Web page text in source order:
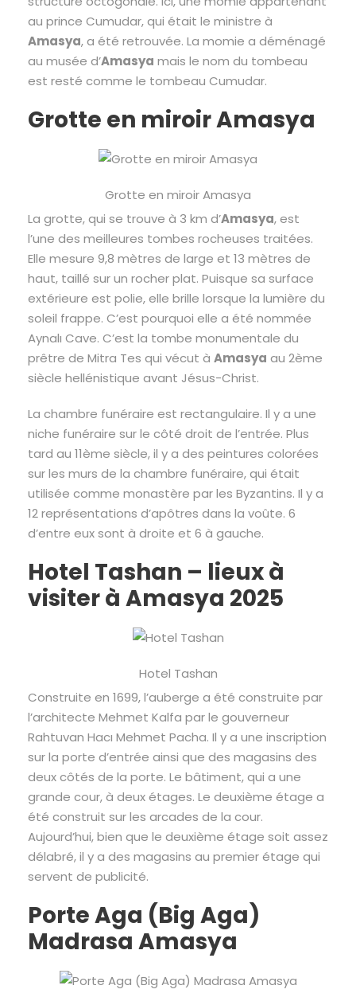
au prince Cumudar, qui était le ministre à
Amasya, a été retrouvée. La momie a déménagé
au musée d’Amasya mais le nom du tombeau
est resté comme le tombeau Cumudar.
Grotte en miroir Amasya
Grotte en miroir Amasya
La grotte, qui se trouve à 3 km d’Amasya, est
l’une des meilleures tombes rocheuses traitées.
Elle mesure 9,8 mètres de large et 13 mètres de
haut, taillé sur un rocher plat. Puisque sa surface
extérieure est polie, elle brille lorsque la lumière du
soleil frappe. C’est pourquoi elle a été nommée
Aynalı Cave. C’est la tombe monumentale du
prêtre de Mitra Tes qui vécut à Amasya au 2ème
siècle hellénistique avant Jésus-Christ.
La chambre funéraire est rectangulaire. Il y a une
niche funéraire sur le côté droit de l’entrée. Plus
tard au 11ème siècle, il y a des peintures colorées
sur les murs de la chambre funéraire, qui était
utilisée comme monastère par les Byzantins. Il y a
12 représentations d’apôtres dans la voûte. 6
d’entre eux sont à droite et 6 à gauche.
Hotel Tashan – lieux à
visiter à Amasya 2025
Hotel Tashan
Construite en 1699, l’auberge a été construite par
l’architecte Mehmet Kalfa par le gouverneur
Rahtuvan Hacı Mehmet Pacha. Il y a une inscription
sur la porte d’entrée ainsi que des magasins des
deux côtés de la porte. Le bâtiment, qui a une
grande cour, à deux étages. Le deuxième étage a
été construit sur les arcades de la cour.
Aujourd’hui, bien que le deuxième étage soit assez
délabré, il y a des magasins au premier étage qui
servent de publicité.
Porte Aga (Big Aga)
Madrasa Amasya